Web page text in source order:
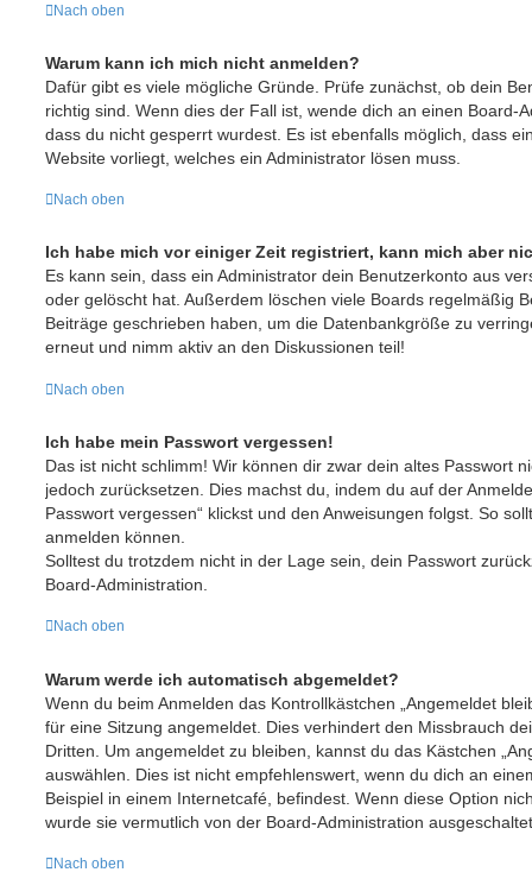
Nach oben
Warum kann ich mich nicht anmelden?
Dafür gibt es viele mögliche Gründe. Prüfe zunächst, ob dein
richtig sind. Wenn dies der Fall ist, wende dich an einen Board-
dass du nicht gesperrt wurdest. Es ist ebenfalls möglich, dass
Website vorliegt, welches ein Administrator lösen muss.
Nach oben
Ich habe mich vor einiger Zeit registriert, kann mich aber
Es kann sein, dass ein Administrator dein Benutzerkonto aus
oder gelöscht hat. Außerdem löschen viele Boards regelmäßig
Beiträge geschrieben haben, um die Datenbankgröße zu
erneut und nimm aktiv an den Diskussionen teil!
Nach oben
Ich habe mein Passwort vergessen!
Das ist nicht schlimm! Wir können dir zwar dein altes Passwort
jedoch zurücksetzen. Dies machst du, indem du auf der
Passwort vergessen“ klickst und den Anweisungen folgst. So
anmelden können.
Solltest du trotzdem nicht in der Lage sein, dein Passwort
Board-Administration.
Nach oben
Warum werde ich automatisch abgemeldet?
Wenn du beim Anmelden das Kontrollkästchen „Angemeldet
für eine Sitzung angemeldet. Dies verhindert den Missbrauch
Dritten. Um angemeldet zu bleiben, kannst du das Kästchen
auswählen. Dies ist nicht empfehlenswert, wenn du dich an
Beispiel in einem Internetcafé, befindest. Wenn diese Option
wurde sie vermutlich von der Board-Administration
Nach oben